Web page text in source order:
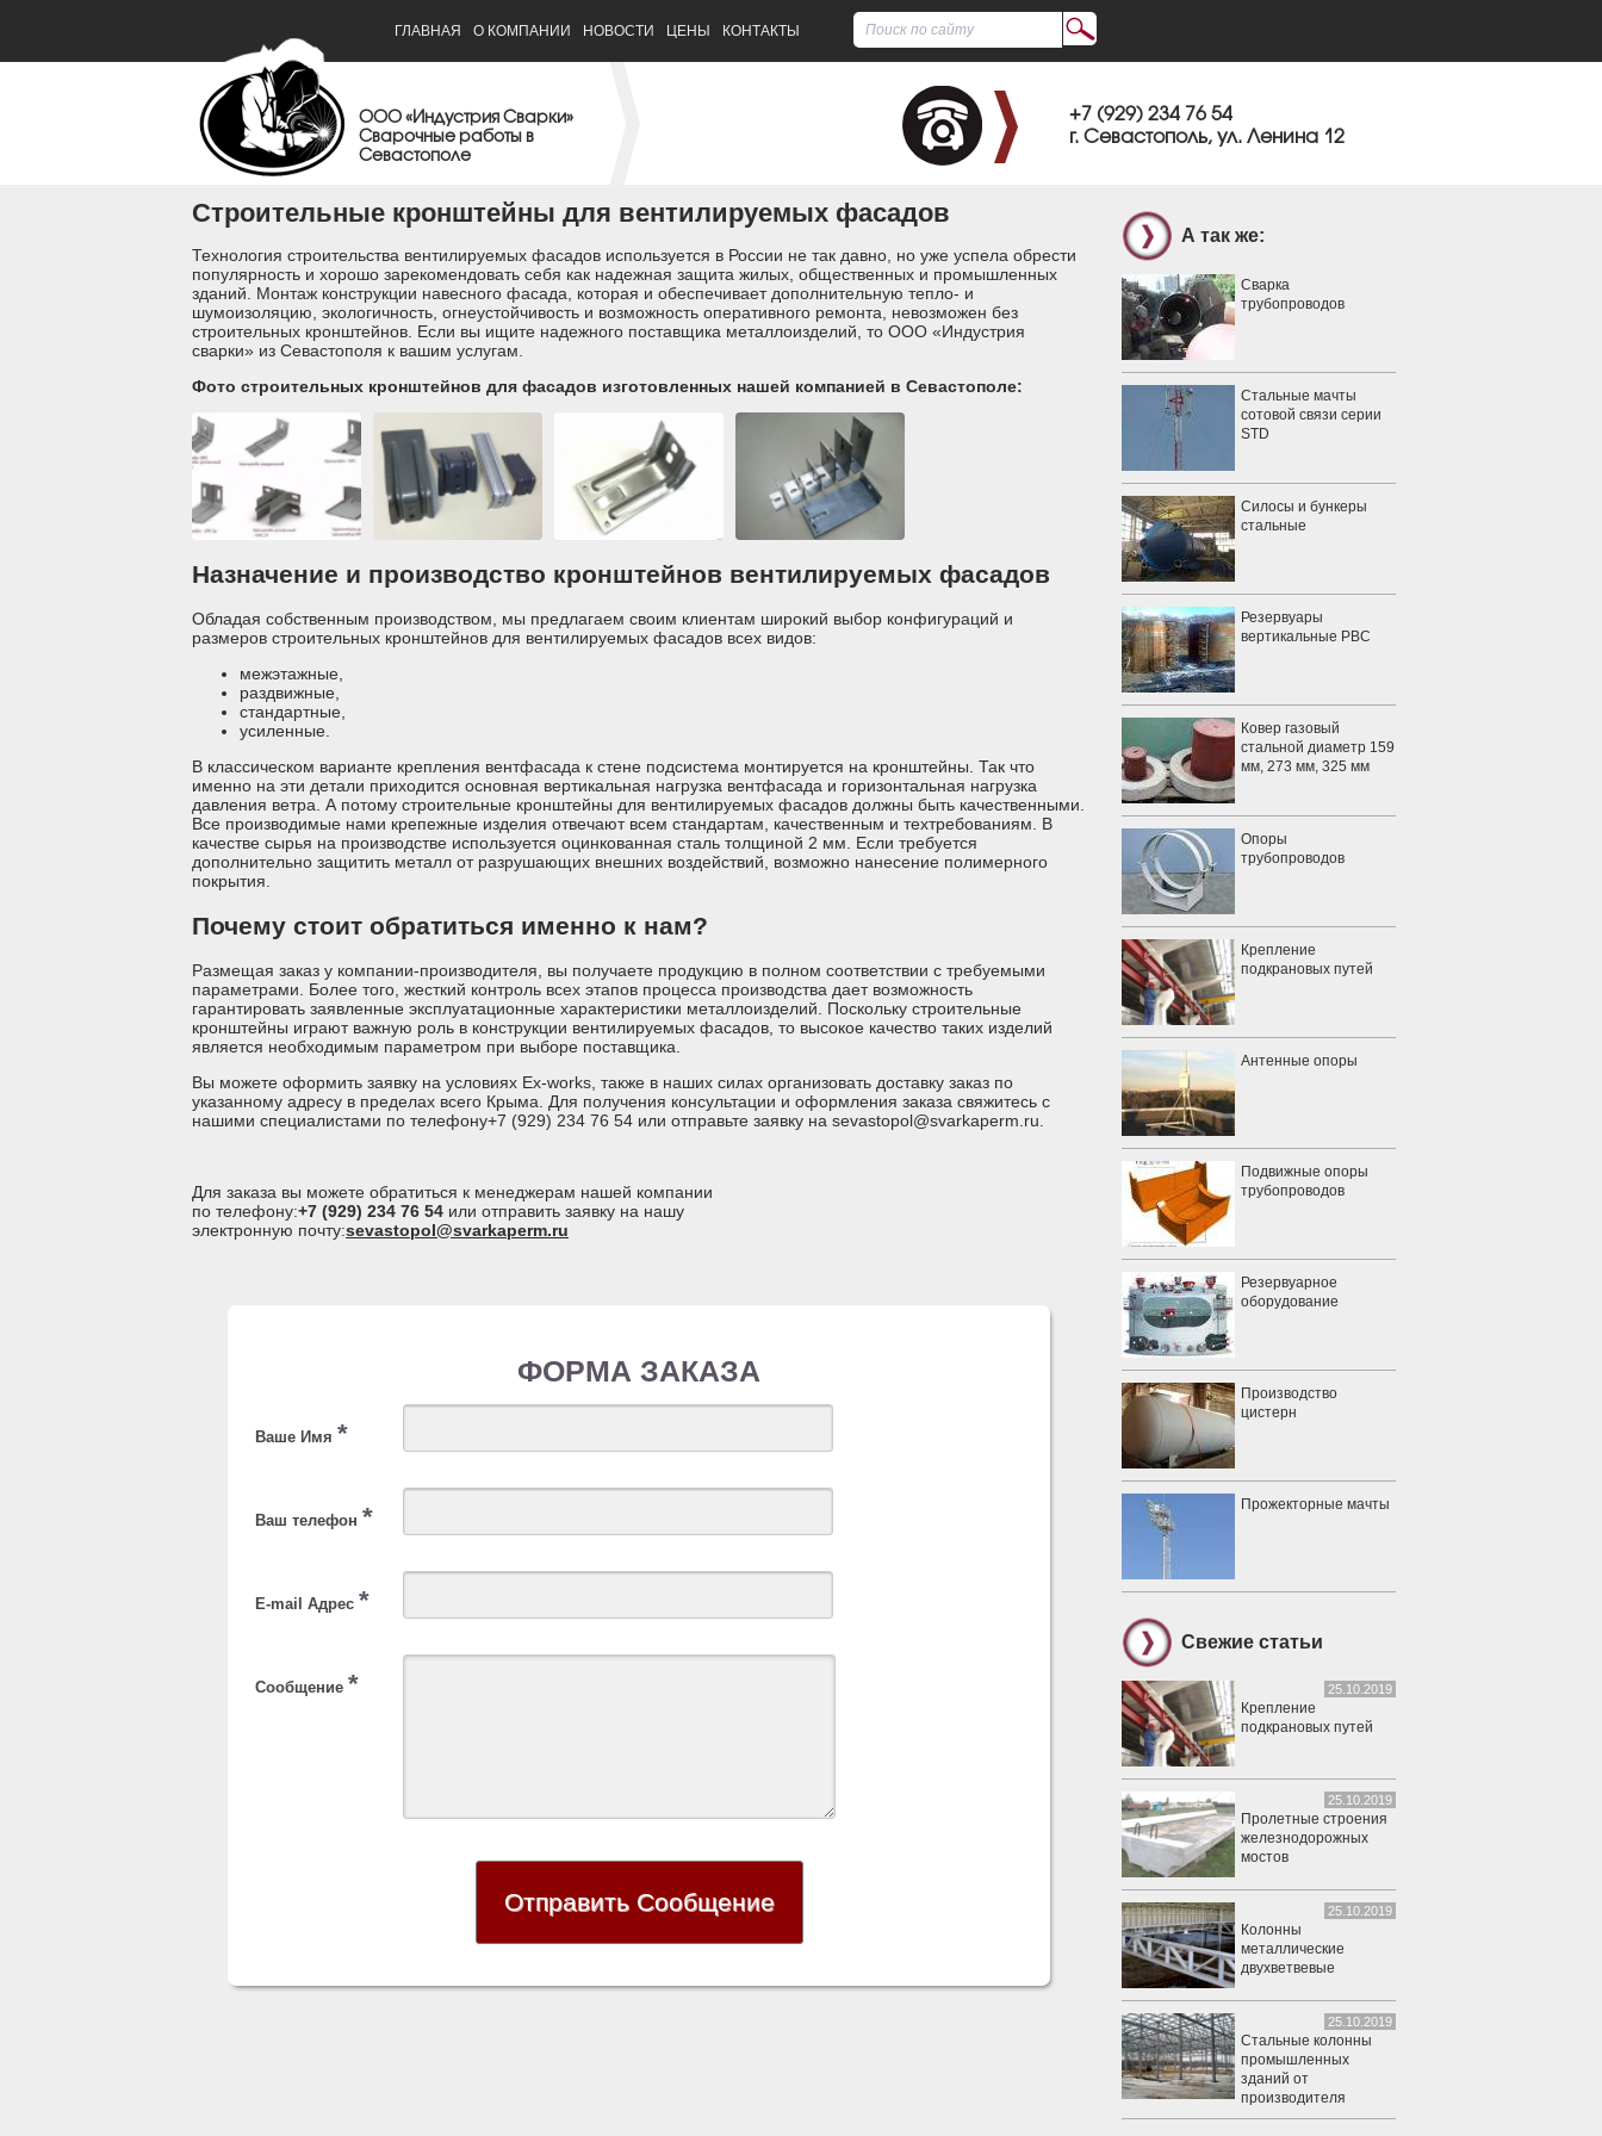
ГЛАВНАЯ О КОМПАНИИ НОВОСТИ ЦЕНЫ КОНТАКТЫ
ООО «Индустрия Сварки»
Сварочные работы в
Севастополе
+7 (929) 234 76 54
г. Севастополь, ул. Ленина 12
Строительные кронштейны для вентилируемых фасадов
Технология строительства вентилируемых фасадов используется в России не так давно, но уже успела обрести
популярность и хорошо зарекомендовать себя как надежная защита жилых, общественных и промышленных
зданий. Монтаж конструкции навесного фасада, которая и обеспечивает дополнительную тепло- и
шумоизоляцию, экологичность, огнеустойчивость и возможность оперативного ремонта, невозможен без
строительных кронштейнов. Если вы ищите надежного поставщика металлоизделий, то ООО «Индустрия
сварки» из Севастополя к вашим услугам.
Фото строительных кронштейнов для фасадов изготовленных нашей компанией в Севастополе:
Назначение и производство кронштейнов вентилируемых фасадов
Обладая собственным производством, мы предлагаем своим клиентам широкий выбор конфигураций и
размеров строительных кронштейнов для вентилируемых фасадов всех видов:
межэтажные,
раздвижные,
стандартные,
усиленные.
В классическом варианте крепления вентфасада к стене подсистема монтируется на кронштейны. Так что
именно на эти детали приходится основная вертикальная нагрузка вентфасада и горизонтальная нагрузка
давления ветра. А потому строительные кронштейны для вентилируемых фасадов должны быть качественными.
Все производимые нами крепежные изделия отвечают всем стандартам, качественным и техтребованиям. В
качестве сырья на производстве используется оцинкованная сталь толщиной 2 мм. Если требуется
дополнительно защитить металл от разрушающих внешних воздействий, возможно нанесение полимерного
покрытия.
Почему стоит обратиться именно к нам?
Размещая заказ у компании-производителя, вы получаете продукцию в полном соответствии с требуемыми
параметрами. Более того, жесткий контроль всех этапов процесса производства дает возможность
гарантировать заявленные эксплуатационные характеристики металлоизделий. Поскольку строительные
кронштейны играют важную роль в конструкции вентилируемых фасадов, то высокое качество таких изделий
является необходимым параметром при выборе поставщика.
Вы можете оформить заявку на условиях Ex-works, также в наших силах организовать доставку заказ по
указанному адресу в пределах всего Крыма. Для получения консультации и оформления заказа свяжитесь с
нашими специалистами по телефону+7 (929) 234 76 54 или отправьте заявку на sevastopol@svarkaperm.ru.
Для заказа вы можете обратиться к менеджерам нашей компании
по телефону:+7 (929) 234 76 54 или отправить заявку на нашу
электронную почту:sevastopol@svarkaperm.ru
ФОРМА ЗАКАЗА
Ваше Имя *
Ваш телефон *
E-mail Адрес *
Сообщение *
А так же:
Сварка
трубопроводов
Стальные мачты
сотовой связи серии
STD
Силосы и бункеры
стальные
Резервуары
вертикальные РВС
Ковер газовый
стальной диаметр 159
мм, 273 мм, 325 мм
Опоры
трубопроводов
Крепление
подкрановых путей
Антенные опоры
Подвижные опоры
трубопроводов
Резервуарное
оборудование
Производство
цистерн
Прожекторные мачты
Свежие статьи
25.10.2019
Крепление
подкрановых путей
25.10.2019
Пролетные строения
железнодорожных
мостов
25.10.2019
Колонны
металлические
двухветвевые
25.10.2019
Стальные колонны
промышленных
зданий от
производителя